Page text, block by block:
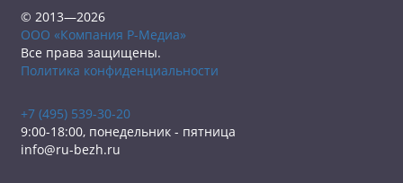
© 2013—2026
ООО «Компания Р-Медиа»
Все права защищены.
Политика конфиденциальности
+7 (495) 539-30-20
9:00-18:00, понедельник - пятница
info@ru-bezh.ru